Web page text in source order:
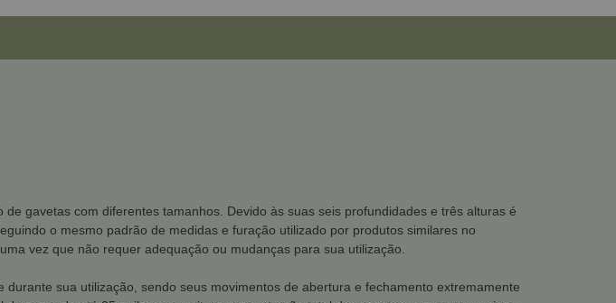
gavetas com diferentes tamanhos. Devido às suas seis profundidades e três alturas é
o mesmo padrão de medidas e furação utilizado por produtos similares no
vez que não requer adequação ou mudanças para sua utilização.
sua utilização, sendo seus movimentos de abertura e fechamento extremamente